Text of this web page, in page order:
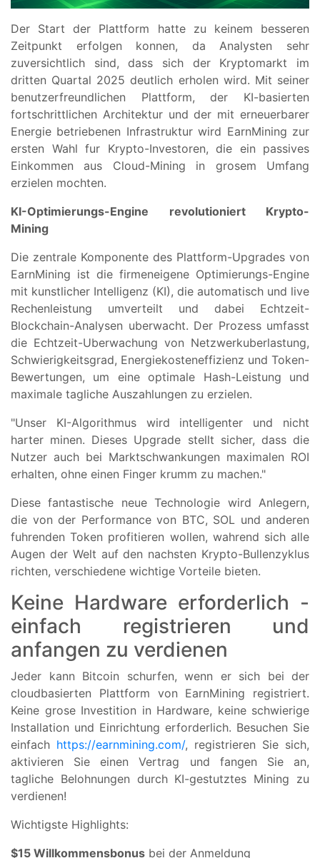
Der Start der Plattform hatte zu keinem besseren
Zeitpunkt erfolgen konnen, da Analysten sehr
zuversichtlich sind, dass sich der Kryptomarkt im
dritten Quartal 2025 deutlich erholen wird. Mit seiner
benutzerfreundlichen Plattform, der KI-basierten
fortschrittlichen Architektur und der mit erneuerbarer
Energie betriebenen Infrastruktur wird EarnMining zur
ersten Wahl fur Krypto-Investoren, die ein passives
Einkommen aus Cloud-Mining in grosem Umfang
erzielen mochten.
KI-Optimierungs-Engine revolutioniert Krypto-
Mining
Die zentrale Komponente des Plattform-Upgrades von
EarnMining ist die firmeneigene Optimierungs-Engine
mit kunstlicher Intelligenz (KI), die automatisch und live
Rechenleistung umverteilt und dabei Echtzeit-
Blockchain-Analysen uberwacht. Der Prozess umfasst
die Echtzeit-Uberwachung von Netzwerkuberlastung,
Schwierigkeitsgrad, Energiekosteneffizienz und Token-
Bewertungen, um eine optimale Hash-Leistung und
maximale tagliche Auszahlungen zu erzielen.
"Unser KI-Algorithmus wird intelligenter und nicht
harter minen. Dieses Upgrade stellt sicher, dass die
Nutzer auch bei Marktschwankungen maximalen ROI
erhalten, ohne einen Finger krumm zu machen."
Diese fantastische neue Technologie wird Anlegern,
die von der Performance von BTC, SOL und anderen
fuhrenden Token profitieren wollen, wahrend sich alle
Augen der Welt auf den nachsten Krypto-Bullenzyklus
richten, verschiedene wichtige Vorteile bieten.
Keine Hardware erforderlich -
einfach registrieren und
anfangen zu verdienen
Jeder kann Bitcoin schurfen, wenn er sich bei der
cloudbasierten Plattform von EarnMining registriert.
Keine grose Investition in Hardware, keine schwierige
Installation und Einrichtung erforderlich. Besuchen Sie
einfach https://earnmining.com/, registrieren Sie sich,
aktivieren Sie einen Vertrag und fangen Sie an,
tagliche Belohnungen durch KI-gestutztes Mining zu
verdienen!
Wichtigste Highlights:
$15 Willkommensbonus bei der Anmeldung